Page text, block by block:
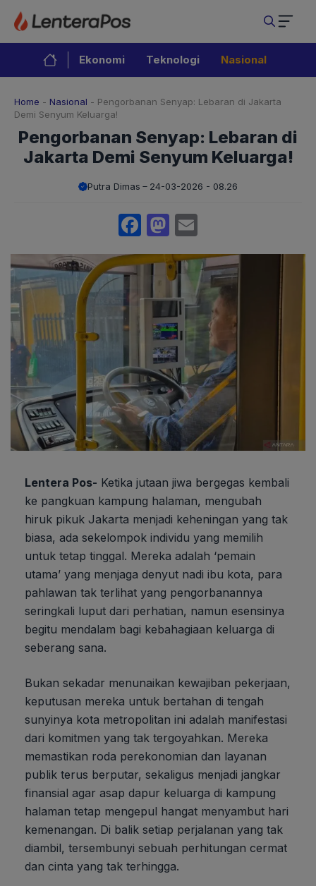
Langsung
isi
Ekonomi Teknologi Nasional
Home - Nasional - Pengorbanan Senyap: Lebaran di Jakarta
Demi Senyum Keluarga!
Pengorbanan Senyap: Lebaran di
Jakarta Demi Senyum Keluarga!
Putra Dimas 24-03-2026 - 08.26
Facebook
Mastodon
Lentera Pos- Ketika jutaan jiwa bergegas kembali
ke pangkuan kampung halaman, mengubah
hiruk pikuk Jakarta menjadi keheningan yang tak
biasa, ada sekelompok individu yang memilih
untuk tetap tinggal. Mereka adalah ‘pemain
utama’ yang menjaga denyut nadi ibu kota, para
pahlawan tak terlihat yang pengorbanannya
seringkali luput dari perhatian, namun esensinya
begitu mendalam bagi kebahagiaan keluarga di
seberang sana.
Bukan sekadar menunaikan kewajiban pekerjaan,
keputusan mereka untuk bertahan di tengah
sunyinya kota metropolitan ini adalah manifestasi
dari komitmen yang tak tergoyahkan. Mereka
memastikan roda perekonomian dan layanan
publik terus berputar, sekaligus menjadi jangkar
finansial agar asap dapur keluarga di kampung
halaman tetap mengepul hangat menyambut hari
kemenangan. Di balik setiap perjalanan yang tak
diambil, tersembunyi sebuah perhitungan cermat
dan cinta yang tak terhingga.